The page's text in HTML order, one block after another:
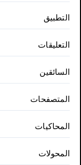
التطبيق
التعليقات
السائقين
المتصفحات
المحاكيات
المحولات